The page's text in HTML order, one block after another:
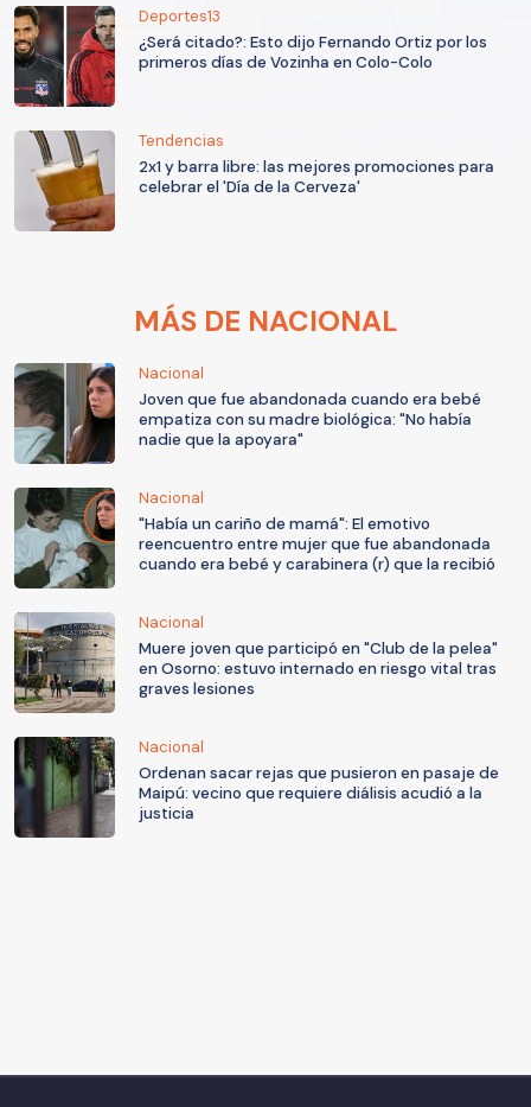
Deportes13
¿Será citado?: Esto dijo Fernando Ortiz por los
primeros días de Vozinha en Colo-Colo
Tendencias
2x1 y barra libre: las mejores promociones para
celebrar el 'Día de la Cerveza'
MÁS DE NACIONAL
Nacional
Joven que fue abandonada cuando era bebé
empatiza con su madre biológica: "No había
nadie que la apoyara"
Nacional
"Había un cariño de mamá": El emotivo
reencuentro entre mujer que fue abandonada
cuando era bebé y carabinera (r) que la recibió
Nacional
Muere joven que participó en "Club de la pelea"
en Osorno: estuvo internado en riesgo vital tras
graves lesiones
Nacional
Ordenan sacar rejas que pusieron en pasaje de
Maipú: vecino que requiere diálisis acudió a la
justicia